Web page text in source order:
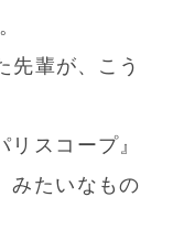
先輩が、こう
リスコープ』
みたいなもの